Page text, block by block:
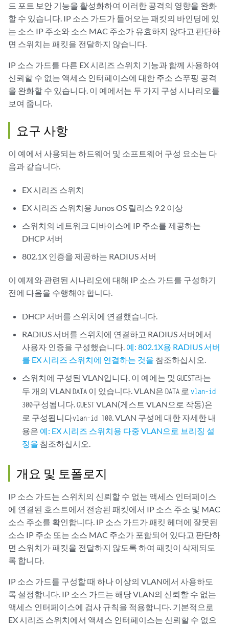
드 포트 보안 기능을 활성화하여 이러한 공격의 영향을 완화
할 수 있습니다. IP 소스 가드가 들어오는 패킷의 바인딩에 있
는 소스 IP 주소와 소스 MAC 주소가 유효하지 않다고 판단하
면 스위치는 패킷을 전달하지 않습니다.
IP 소스 가드를 다른 EX 시리즈 스위치 기능과 함께 사용하여
신뢰할 수 없는 액세스 인터페이스에 대한 주소 스푸핑 공격
을 완화할 수 있습니다. 이 예에서는 두 가지 구성 시나리오를
보여 줍니다.
요구 사항
이 예에서 사용되는 하드웨어 및 소프트웨어 구성 요소는 다
음과 같습니다.
EX 시리즈 스위치
EX 시리즈 스위치용 Junos OS 릴리스 9.2 이상
스위치의 네트워크 디바이스에 IP 주소를 제공하는
DHCP 서버
802.1X 인증을 제공하는 RADIUS 서버
이 예제와 관련된 시나리오에 대해 IP 소스 가드를 구성하기
전에 다음을 수행해야 합니다.
DHCP 서버를 스위치에 연결했습니다.
RADIUS 서버를 스위치에 연결하고 RADIUS 서버에서
사용자 인증을 구성했습니다. 예: 802.1X용 RADIUS 서버
를 EX 시리즈 스위치에 연결하는 것을 참조하십시오.
스위치에 구성된 VLAN입니다. 이 예에는 및GUEST라는
두 개의 VLANDATA 이 있습니다. VLAN은DATA 로vlan-id
300구성됩니다.GUESTVLAN(게스트 VLAN으로 작동)은
로 구성됩니다vlan-id 100. VLAN 구성에 대한 자세한 내
용은 예: EX 시리즈 스위치용 다중 VLAN으로 브리징 설
정을 참조하십시오.
개요 및 토폴로지
IP 소스 가드는 스위치의 신뢰할 수 없는 액세스 인터페이스
에 연결된 호스트에서 전송된 패킷에서 IP 소스 주소 및 MAC
소스 주소를 확인합니다. IP 소스 가드가 패킷 헤더에 잘못된
소스 IP 주소 또는 소스 MAC 주소가 포함되어 있다고 판단하
면 스위치가 패킷을 전달하지 않도록 하여 패킷이 삭제되도
록 합니다.
IP 소스 가드를 구성할 때 하나 이상의 VLAN에서 사용하도
록 설정합니다. IP 소스 가드는 해당 VLAN의 신뢰할 수 없는
액세스 인터페이스에 검사 규칙을 적용합니다. 기본적으로
EX 시리즈 스위치에서 액세스 인터페이스는 신뢰할 수 없으